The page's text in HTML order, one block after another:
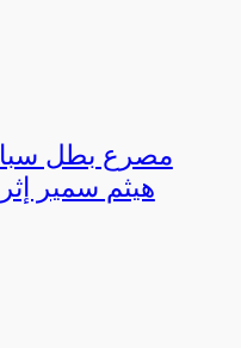
مصرع بطل
هيثم سمير